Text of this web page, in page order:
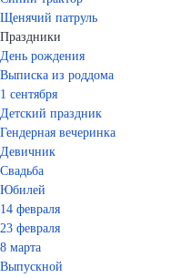
Щенячий патруль
Праздники
День рождения
Выписка из роддома
1 сентября
Детский праздник
Гендерная вечеринка
Девичник
Свадьба
Юбилей
14 февраля
23 февраля
8 марта
Выпускной